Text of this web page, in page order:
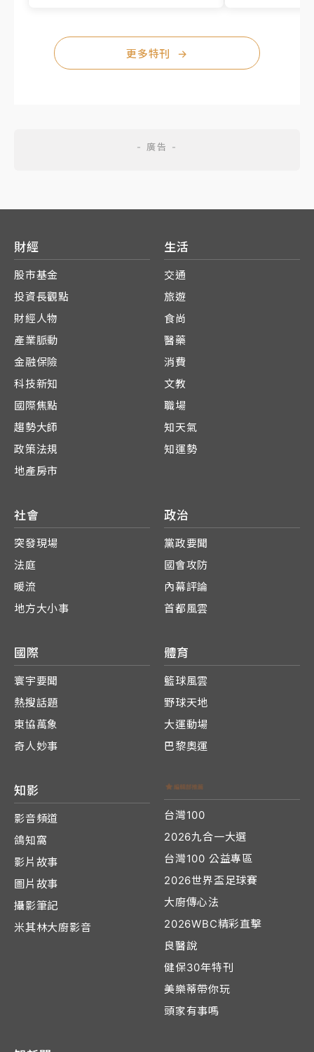
更多特刊 →
財經
股市基金
投資長觀點
財經人物
產業脈動
金融保險
科技新知
國際焦點
趨勢大師
政策法規
地產房市
生活
交通
旅遊
食尚
醫藥
消費
文教
職場
知天氣
知運勢
社會
突發現場
法庭
暖流
地方大小事
政治
黨政要聞
國會攻防
內幕評論
首都風雲
國際
寰宇要聞
熱搜話題
東協萬象
奇人妙事
體育
籃球風雲
野球天地
大運動場
巴黎奧運
知影
影音頻道
鴿知窩
影片故事
圖片故事
攝影筆記
米其林大廚影音
台灣100
2026九合一大選
台灣100 公益專區
2026世界盃足球賽
大廚傳心法
2026WBC精彩直擊
良醫說
健保30年特刊
美樂蒂帶你玩
頭家有事嗎